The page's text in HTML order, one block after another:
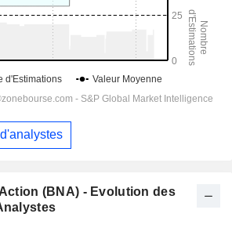
(BNA) - Evolution des